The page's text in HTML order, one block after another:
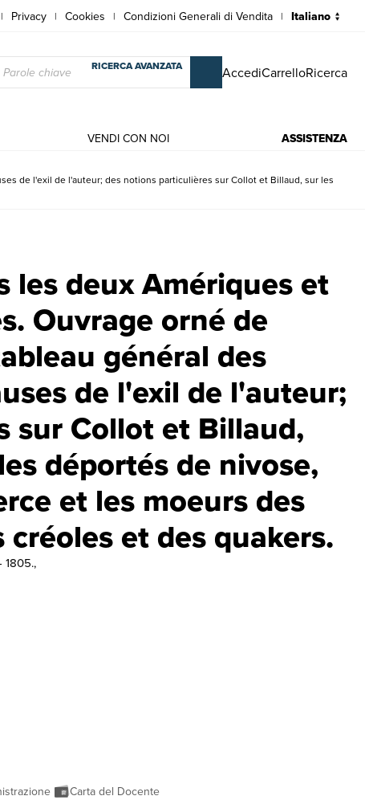
| Privacy | Cookies | Condizioni Generali di Vendita |
RICERCA AVANZATA AccediCarrelloRicerca
VENDI CON NOI ASSISTENZA
de l'exil de l'auteur; des notions particulières sur Collot et Billaud, sur les
les deux Amériques et
Ouvrage orné de
général des
de l'exil de l'auteur;
sur Collot et Billaud,
déportés de nivose,
et les moeurs des
et des quakers.
Ouvrage orné de gravures, contenant le tableau général
1805.,
Carta del Docente